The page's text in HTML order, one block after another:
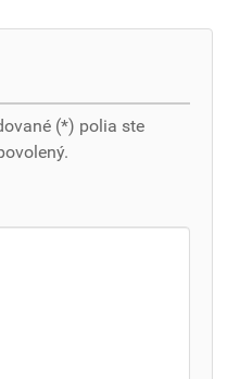
(*) polia ste